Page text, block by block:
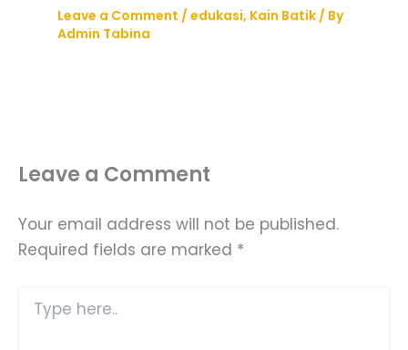
Leave a Comment /edukasi, Kain Batik/ By
Admin Tabina
Leave a Comment
Your email address will not be published.
Required fields are marked *
here..